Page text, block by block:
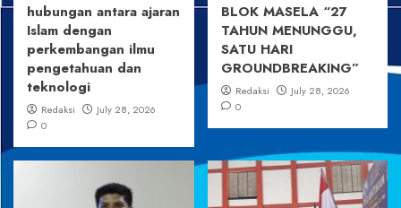
hubungan antara ajaran
Islam dengan
perkembangan ilmu
pengetahuan dan
teknologi
Redaksi
July 28, 2026
0
BLOK MASELA “27
TAHUN MENUNGGU,
SATU HARI
GROUNDBREAKING”
Redaksi
July 28, 2026
0